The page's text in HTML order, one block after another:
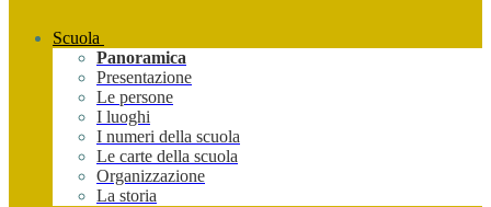
Scuola
Panoramica
Presentazione
Le persone
I luoghi
I numeri della scuola
Le carte della scuola
Organizzazione
La storia